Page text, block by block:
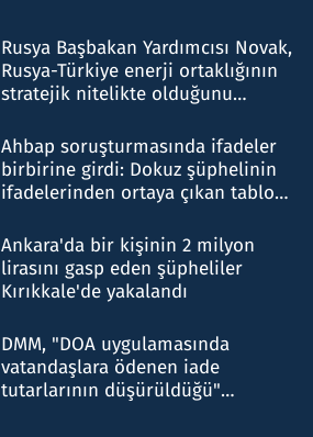
Rusya Başbakan Yardımcısı Novak,
Rusya-Türkiye enerji ortaklığının
stratejik nitelikte olduğunu
Ahbap soruşturmasında ifadeler
birbirine girdi: Dokuz şüphelinin
ifadelerinden ortaya çıkan tablo
Ankara'da bir kişinin 2 milyon
lirasını gasp eden şüpheliler
Kırıkkale'de yakalandı
DMM, "DOA uygulamasında
vatandaşlara ödenen iade
tutarlarının düşürüldüğü"